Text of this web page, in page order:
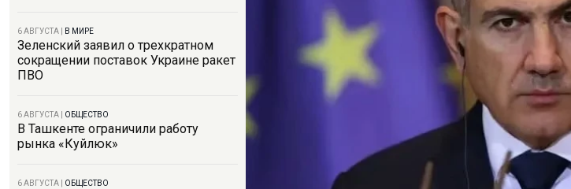
6 АВГУСТА В МИРЕ
Зеленский заявил о трехкратном
сокращении поставок Украине ракет
ПВО
6 АВГУСТА ОБЩЕСТВО
В Ташкенте ограничили работу
рынка «Куйлюк»
6 АВГУСТА ОБЩЕСТВО